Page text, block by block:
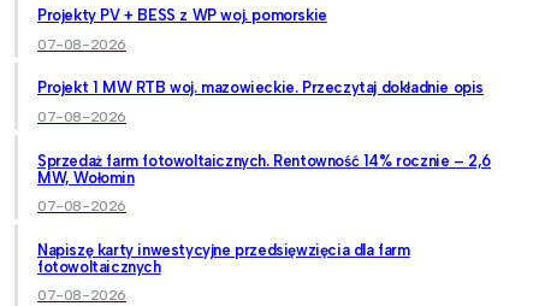
Projekty PV + BESS z WP woj. pomorskie
07-08-2026
Projekt 1 MW RTB woj. mazowieckie. Przeczytaj dokładnie opis
07-08-2026
Sprzedaż farm fotowoltaicznych. Rentowność 14% rocznie – 2,6
MW, Wołomin
07-08-2026
Napiszę karty inwestycyjne przedsięwzięcia dla farm
fotowoltaicznych
07-08-2026